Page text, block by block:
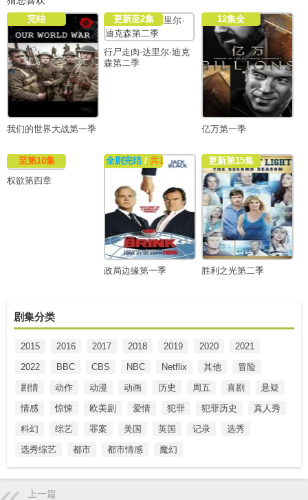
完结
我们的世界大战第一季
更新至2集
行尸走肉·达里尔·迪克
森第二季
12集全
亿万第一季
至第10集
权欲第四章
全剧完结 /共10集
政局边缘第一季
更新第15集
胜利之光第二季
剧集分类
2015 2016 2017 2018 2019 2020
2021
2022
BBC CBS NBC Netflix 其他
冒险
剧情
动作 动漫 动画 历史 周五 喜剧
悬疑
情感
惊悚 欧美剧 爱情 犯罪 犯罪历史
真人秀
科幻
综艺 罪案 美国 英国 记录
选秀
选秀综艺
都市 都市情感 魔幻
上一篇